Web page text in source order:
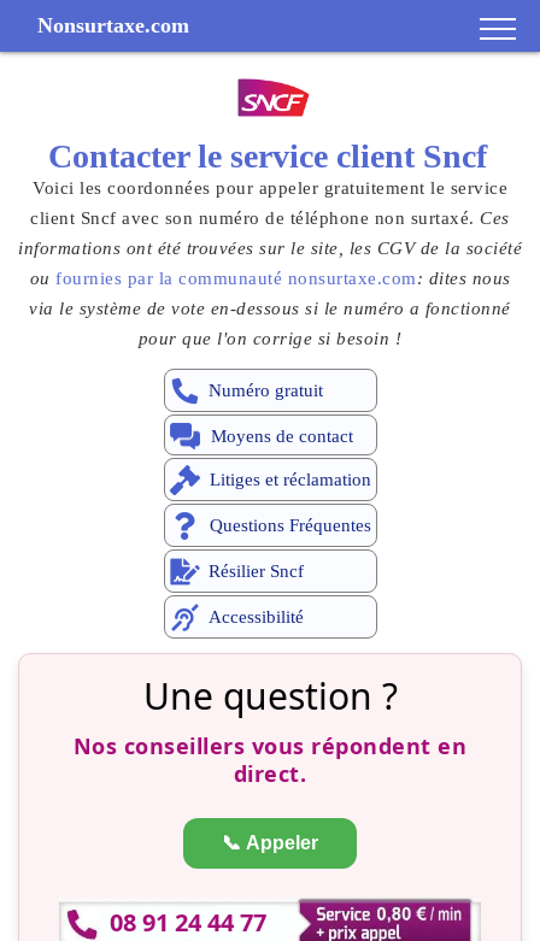
Nonsurtaxe.com
Contacter le service client Sncf
Voici les coordonnées pour appeler gratuitement le service
client Sncf avec son numéro de téléphone non surtaxé.Ces
informations ont été trouvées sur le site, les CGV de la société
ou fournies par la communauté nonsurtaxe.com: dites nous
via le système de vote en-dessous si le numéro a fonctionné
pour que l'on corrige si besoin !
Numéro gratuit
Moyens de contact
Litiges et réclamation
Questions Fréquentes
Résilier Sncf
Accessibilité
Une question ?
Nos conseillers vous répondent en
direct.
📞 Appeler
08 91 24 44 77